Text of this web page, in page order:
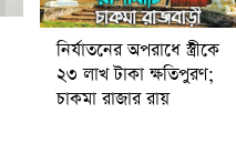
নির্যাতনের অপরাধে স্ত্রীকে
২৩ লাখ টাকা ক্ষতিপুরণ;
চাকমা রাজার রায়